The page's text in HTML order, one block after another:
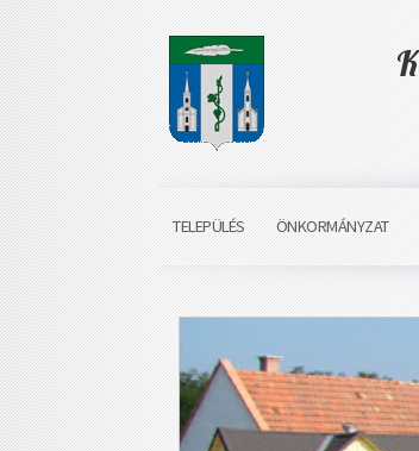
TELEPÜLÉS ÖNKORMÁNYZAT